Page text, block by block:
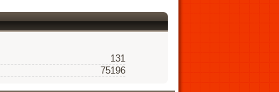
131
75196